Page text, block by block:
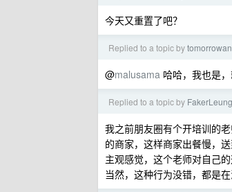
今天又重置了吧？
Replied to a topic bytomorrowan
@malusama 哈哈，我也是
Replied to a topic by FakerLeung
我之前朋友圈有个开培训的
的商家，这样商家出餐慢，
主观感觉，这个老师对自己的
当然，这种行为没错，都是